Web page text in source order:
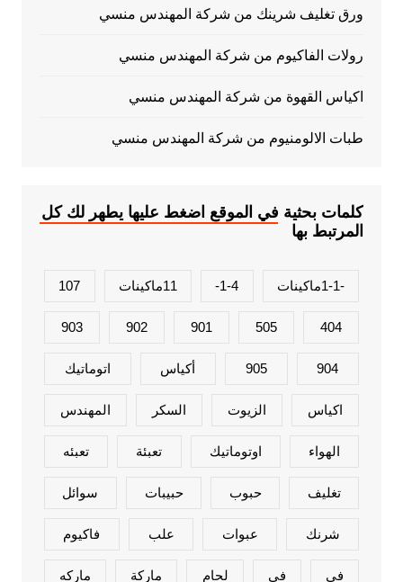
ورق تغليف شرينك من شركة المهندس منسي
رولات الفاكيوم من شركة المهندس منسي
اكياس القهوة من شركة المهندس منسي
طبات الالومنيوم من شركة المهندس منسي
كلمات بحثية في الموقع اضغط عليها يطهر لك كل
المرتبط بها
-1-1ماكينات 1-4- 11ماكينات 107
404
505
901
902
903
904
905 أكياس اتوماتيك
اكياس الزيوت السكر المهندس
الهواء اوتوماتيك تعبئة تعبئه
تغليف حبوب حبيبات سوائل
شرنك عبوات علب فاكيوم
فى في لحام ماركة ماركه